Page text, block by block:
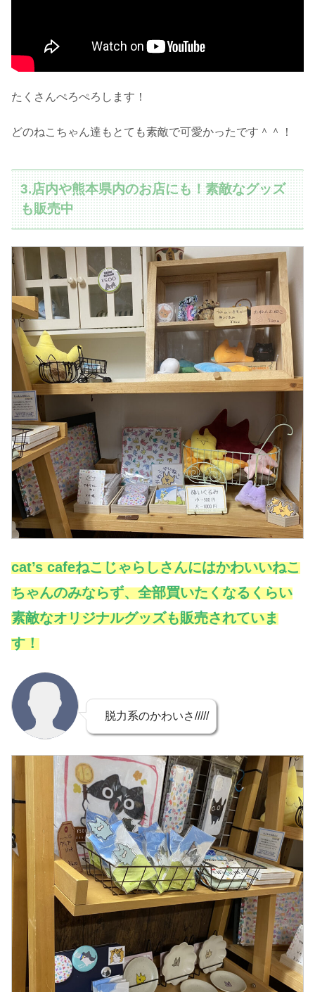
たくさんぺろぺろします！
どのねこちゃん達もとても素敵で可愛かったです＾＾！
3.店内や熊本県内のお店にも！素敵なグッズ
も販売中
cat’s cafeねこじゃらしさんにはかわいいねこ
ちゃんのみならず、全部買いたくなるくらい
素敵なオリジナルグッズも販売されていま
す！
脱力系のかわいさ/////